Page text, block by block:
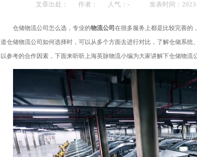
文章出处： 作者： 人气： - 发表时间：
仓储物流公司怎么选，专业的物流公司 在很多服务上都是比较完善的
道仓储物流公司如何选择时，可以从多个方面去进行对比，了解仓储系
以参考的合作因素，下面来听听上海英脉物流小编为大家讲解下仓储物流